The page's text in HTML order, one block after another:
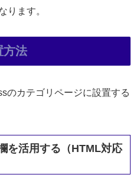
ります。
方法
のカテゴリページに設置する
を活用する（HTML対応